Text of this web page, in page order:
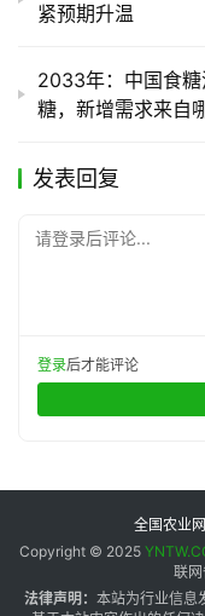
紧预期升温
2033年：中国食
糖，新增需求来自
发表回复
请登录后评论...
登录后才能评论
全国农业
Copyright © 2025
联
法律声明： 本站为行业信息